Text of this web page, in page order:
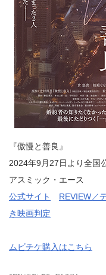
『傲慢と善良』
2024年9月27日より全国
アスミック・エース
公式サイト
REVIEW／
き映画判定
ムビチケ購入はこちら